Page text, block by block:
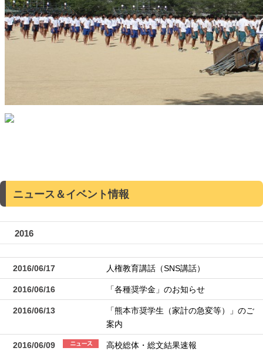
ニュース＆イベント情報
2016
2016/06/17 人権教育講話（SNS講話）
2016/06/16 「各種奨学金」のお知らせ
2016/06/13
「熊本市奨学生（家計の急変等）」のご
案内
2016/06/09 高校総体・総文結果速報